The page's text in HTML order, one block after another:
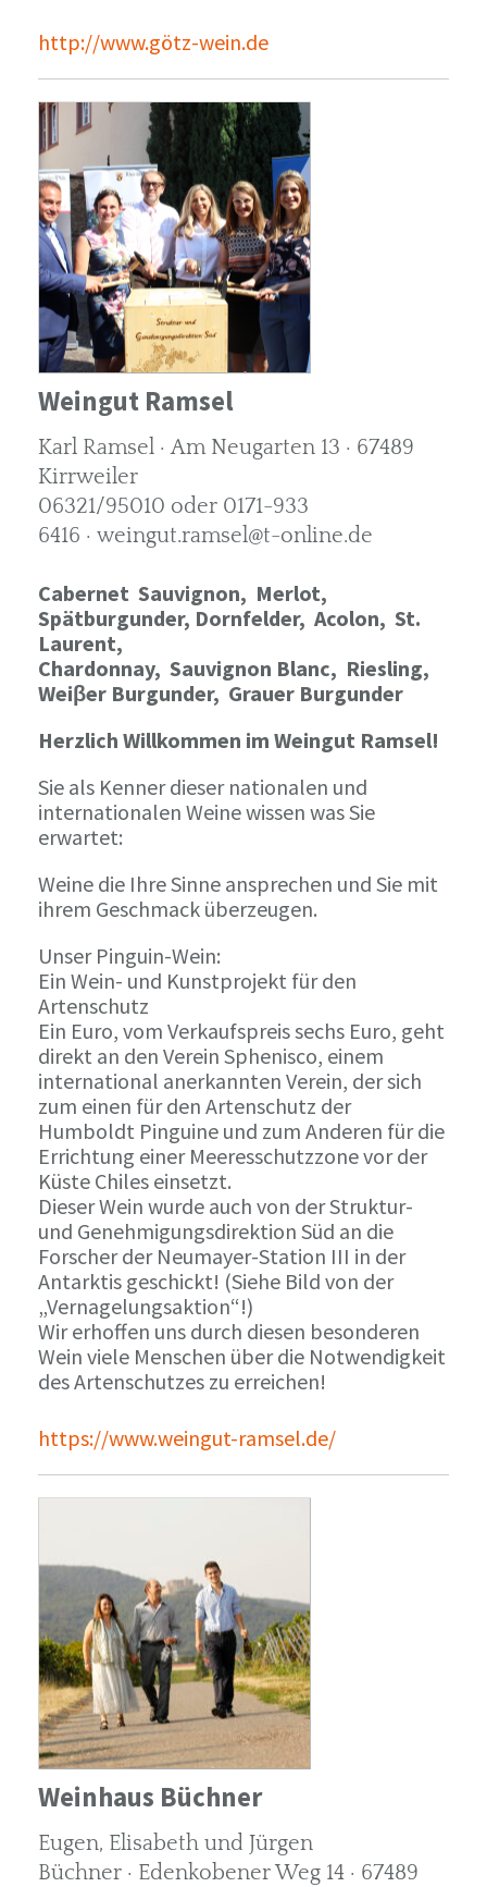
http://www.götz-wein.de
Weingut Ramsel
Karl Ramsel · Am Neugarten 13 · 67489
Kirrweiler
06321/95010 oder 0171-933
6416 · weingut.ramsel@t-online.de
Cabernet Sauvignon, Merlot,
Spätburgunder, Dornfelder, Acolon, St.
Laurent,
Chardonnay, Sauvignon Blanc, Riesling,
Weiβer Burgunder, Grauer Burgunder
Herzlich Willkommen im Weingut Ramsel!
Sie als Kenner dieser nationalen und
internationalen Weine wissen was Sie
erwartet:
Weine die Ihre Sinne ansprechen und Sie mit
ihrem Geschmack überzeugen.
Unser Pinguin-Wein:
Ein Wein- und Kunstprojekt für den
Artenschutz
Ein Euro, vom Verkaufspreis sechs Euro, geht
direkt an den Verein Sphenisco, einem
international anerkannten Verein, der sich
zum einen für den Artenschutz der
Humboldt Pinguine und zum Anderen für die
Errichtung einer Meeresschutzzone vor der
Küste Chiles einsetzt.
Dieser Wein wurde auch von der Struktur-
und Genehmigungsdirektion Süd an die
Forscher der Neumayer-Station III in der
Antarktis geschickt! (Siehe Bild von der
„Vernagelungsaktion“!)
Wir erhoffen uns durch diesen besonderen
Wein viele Menschen über die Notwendigkeit
des Artenschutzes zu erreichen!
https://www.weingut-ramsel.de/
Weinhaus Büchner
Eugen, Elisabeth und Jürgen
Büchner · Edenkobener Weg 14 · 67489